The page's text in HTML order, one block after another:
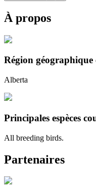
À propos
Région géographique
Alberta
Principales espèces
All breeding birds.
Partenaires